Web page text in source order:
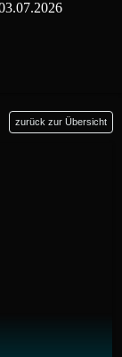
zurück zur Übersicht